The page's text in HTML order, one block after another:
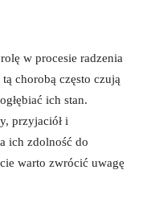
w procesie radzenia
chorobą często‌ czują⁢
ich stan.
przyjaciół i
ich zdolność do
warto zwrócić uwagę⁢